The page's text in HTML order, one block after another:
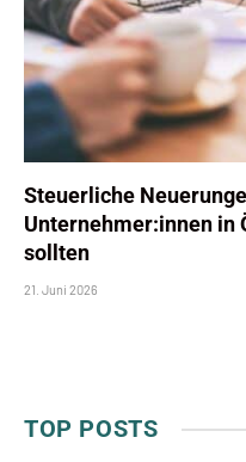
Steuerliche
Unternehmer:innen in
sollten
21. Juni 2026
TOP POSTS